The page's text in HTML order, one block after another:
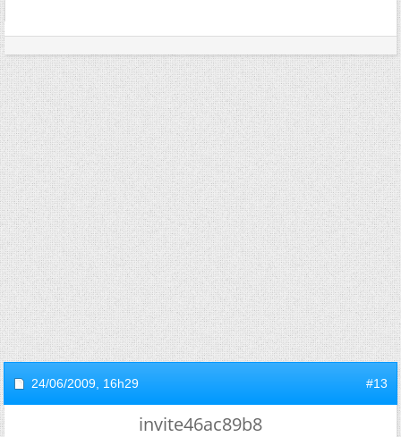
24/06/2009, 16h29 #13
invite46ac89b8